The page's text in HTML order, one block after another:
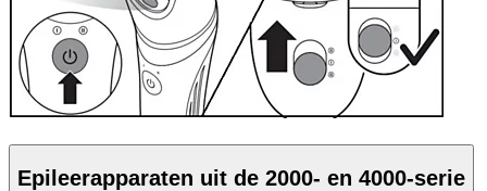
Epileerapparaten uit de 2000- en 4000-serie